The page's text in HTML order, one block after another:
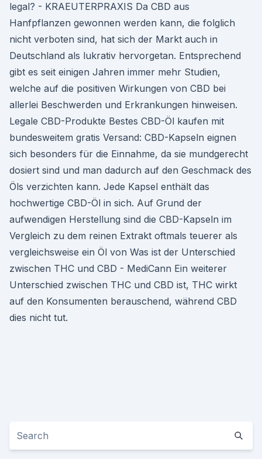
legal? - KRAEUTERPRAXIS Da CBD aus
Hanfpflanzen gewonnen werden kann, die folglich
nicht verboten sind, hat sich der Markt auch in
Deutschland als lukrativ hervorgetan. Entsprechend
gibt es seit einigen Jahren immer mehr Studien,
welche auf die positiven Wirkungen von CBD bei
allerlei Beschwerden und Erkrankungen hinweisen.
Legale CBD-Produkte Bestes CBD-Öl kaufen mit
bundesweitem gratis Versand: CBD-Kapseln eignen
sich besonders für die Einnahme, da sie mundgerecht
dosiert sind und man dadurch auf den Geschmack des
Öls verzichten kann. Jede Kapsel enthält das
hochwertige CBD-Öl in sich. Auf Grund der
aufwendigen Herstellung sind die CBD-Kapseln im
Vergleich zu dem reinen Extrakt oftmals teuerer als
vergleichsweise ein Öl von Was ist der Unterschied
zwischen THC und CBD - MediCann Ein weiterer
Unterschied zwischen THC und CBD ist, THC wirkt
auf den Konsumenten berauschend, während CBD
dies nicht tut.